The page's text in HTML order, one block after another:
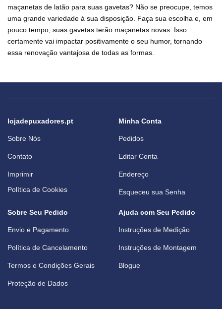
maçanetas de latão para suas gavetas? Não se preocupe, temos
uma grande variedade à sua disposição. Faça sua escolha e, em
pouco tempo, suas gavetas terão maçanetas novas. Isso
certamente vai impactar positivamente o seu humor, tornando
essa renovação vantajosa de todas as formas.
lojadepuxadores.pt
Sobre Nós
Contato
Imprimir
Política de Cookies
Minha Conta
Pedidos
Editar Conta
Endereço
Esqueceu sua Senha
Sobre Seu Pedido
Envio e Pagamento
Política de Cancelamento
Termos e Condições Gerais
Proteção de Dados
Ajuda com Seu Pedido
Instruções de Medição
Instruções de Montagem
Blogue